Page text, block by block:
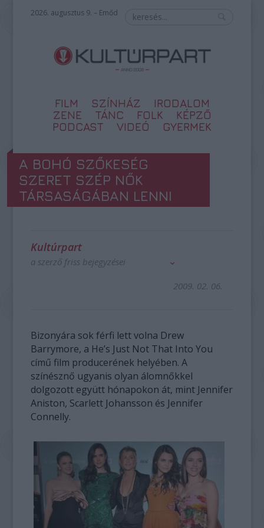
2026. augusztus 9. – Emőd
FILM SZÍNHÁZ
IRODALOM
ZENE
TÁNC FOLK
KÉPZŐ
PODCAST
VIDEÓ GYERMEK
A BOHÓ SZŐKESÉG
SZERET SZÉP NŐK
TÁRSASÁGÁBAN LENNI
Kultúrpart
a szerző friss bejegyzései
2009. 02. 06.
Bizonyára sok férfi lett volna Drew
Barrymore, a He’s Just Not That Into You
című film producerének helyében. A
színésznő ugyanis olyan álomnőkkel
dolgozott együtt hónapokon át, mint Jennifer
Aniston, Scarlett Johansson és Jennifer
Connelly.